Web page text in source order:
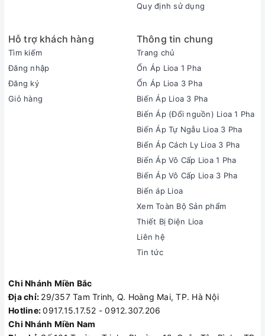
Quy định sử dụng
Hỗ trợ khách hàng
Tìm kiếm
Đăng nhập
Đăng ký
Giỏ hàng
Thông tin chung
Trang chủ
Ổn Áp Lioa 1 Pha
Ổn Áp Lioa 3 Pha
Biến Áp Lioa 3 Pha
Biến Áp (Đổi nguồn) Lioa 1 Pha
Biến Áp Tự Ngẫu Lioa 3 Pha
Biến Áp Cách Ly Lioa 3 Pha
Biến Áp Vô Cấp Lioa 1 Pha
Biến Áp Vô Cấp Lioa 3 Pha
Biến áp Lioa
Xem Toàn Bộ Sản phẩm
Thiết Bị Điện Lioa
Liên hệ
Tin tức
Chi Nhánh Miền Bắc
Địa chỉ: 29/357 Tam Trinh, Q. Hoàng Mai, TP. Hà Nội
Hotline:0917.15.17.52 - 0912.307.206
Chi Nhánh Miền Nam